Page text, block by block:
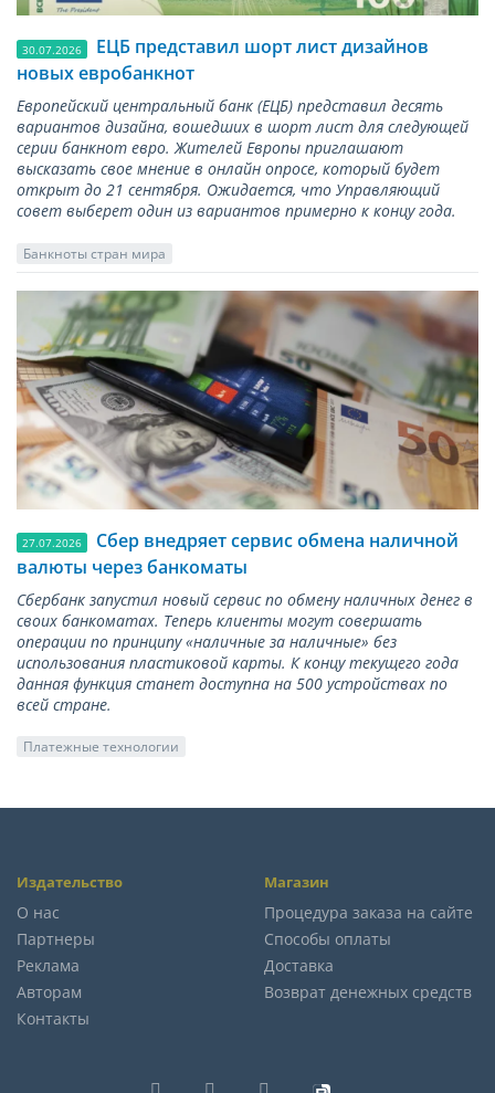
30.07.2026
ЕЦБ представил шорт лист дизайнов
новых евробанкнот
Европейский центральный банк (ЕЦБ) представил десять
вариантов дизайна, вошедших в шорт лист для следующей
серии банкнот евро. Жителей Европы приглашают
высказать свое мнение в онлайн опросе, который будет
открыт до 21 сентября. Ожидается, что Управляющий
совет выберет один из вариантов примерно к концу года.
Банкноты стран мира
27.07.2026
Сбер внедряет сервис обмена наличной
валюты через банкоматы
Сбербанк запустил новый сервис по обмену наличных денег в
своих банкоматах. Теперь клиенты могут совершать
операции по принципу «наличные за наличные» без
использования пластиковой карты. К концу текущего года
данная функция станет доступна на 500 устройствах по
всей стране.
Платежные технологии
Издательство
О нас
Партнеры
Реклама
Авторам
Контакты
Магазин
Процедура заказа на сайте
Способы оплаты
Доставка
Возврат денежных средств